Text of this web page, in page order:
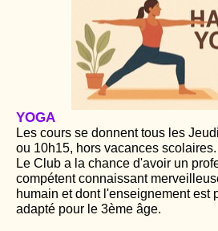
YOGA
Les cours se donnent tous les
ou 10h15, hors vacances scolaires.
Le Club a la chance d'avoir un
compétent connaissant
humain et dont l'enseignement est
adapté pour le 3ème âge.